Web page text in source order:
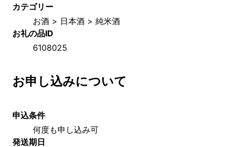
カテゴリー
お酒 > 日本酒 > 純米酒
お礼の品ID
6108025
お申し込みについて
申込条件
何度も申し込み可
発送期日